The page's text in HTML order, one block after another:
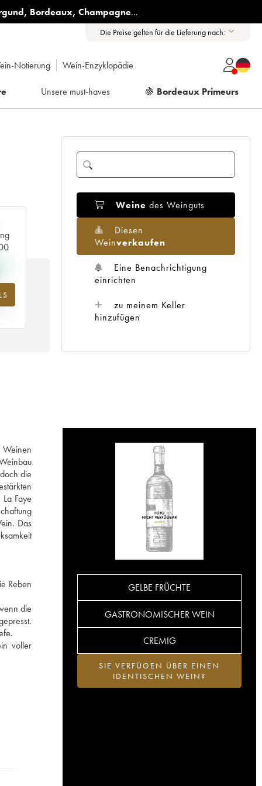
, Bordeaux, Champagne...
Die Preise gelten für die Lieferung nach:
Notierung Wein-Enzyklopädie
Unsere must-haves 🍇 Bordeaux Primeurs
Weine des Weinguts
Diesen
Weinverkaufen
Eine Benachrichtigung
einrichten
zu meinem Keller
hinzufügen
Weinen
die
Faye
Das
Reben
die
voller
GELBE FRÜCHTE
GASTRONOMISCHER WEIN
CREMIG
SIE VERFÜGEN ÜBER EINEN
IDENTISCHEN WEIN?